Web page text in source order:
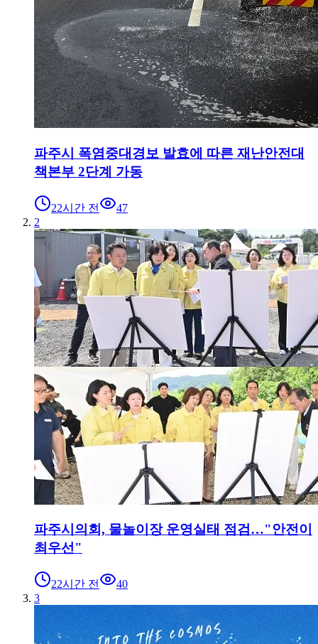
파주시 폭염중대경보 발효에 따른 재난안전대
책본부 2단계 가동
22시간 전
47
2
파주시의회, 물놀이장 운영실태 점검…"안전이
최우선"
22시간 전
40
3